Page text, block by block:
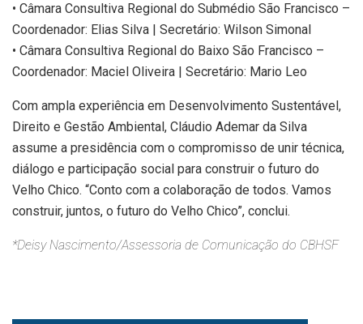
• Câmara Consultiva Regional do Submédio São Francisco –
Coordenador: Elias Silva | Secretário: Wilson Simonal
• Câmara Consultiva Regional do Baixo São Francisco –
Coordenador: Maciel Oliveira | Secretário: Mario Leo
Com ampla experiência em Desenvolvimento Sustentável,
Direito e Gestão Ambiental, Cláudio Ademar da Silva
assume a presidência com o compromisso de unir técnica,
diálogo e participação social para construir o futuro do
Velho Chico. “Conto com a colaboração de todos. Vamos
construir, juntos, o futuro do Velho Chico”, conclui.
*Deisy Nascimento/Assessoria de Comunicação do CBHSF